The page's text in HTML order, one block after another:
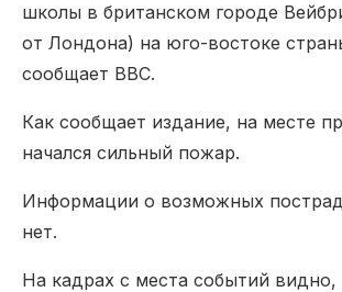
школы в британском городе
от Лондона) на юго-востоке
сообщает ВВС.
Как сообщает издание, на месте
начался сильный пожар.
Информации о возможных
нет.
На кадрах с места событий видно,